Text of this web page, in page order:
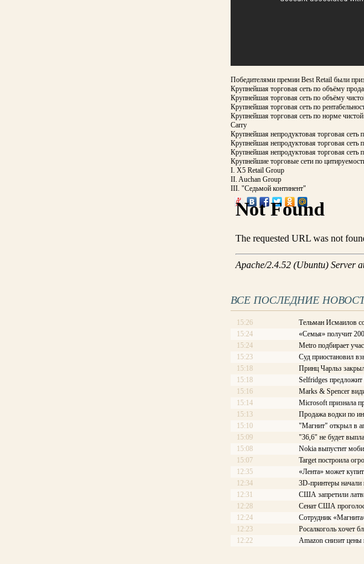
Победителями премии Best Retail были
Крупнейшая торговая сеть по объёму
Крупнейшая торговая сеть по объёму
Крупнейшая торговая сеть по
Крупнейшая торговая сеть по норме
Carry
Крупнейшая непродуктовая торговая сеть
Крупнейшая непродуктовая торговая
Крупнейшая непродуктовая торговая сеть
Крупнейшие торговые сети по
I. X5 Retail Group
II. Auchan Group
III. "Седьмой континент"
ВСЕ ПОСЛЕДНИЕ
15:26
Тельман Исмаилов
15:24
«Семья» получит
15:24
Metro подбирает
15:23
Суд приостановил
15:18
Принц Чарльз
15:18
Selfridges
15:16
Marks & Spencer
15:14
Microsoft признала
15:13
Продажа водки по
15:10
"Магнит" открыл в
15:09
"36,6" не будет
15:08
Nokia выпустит
15:07
Target построила
12:35
«Лента» может
12:34
3D-принтеры начали
12:31
США запретили
12:28
Сенат США
12:24
Сотрудник
12:23
Росалкоголь хочет
12:22
Amazon снизит